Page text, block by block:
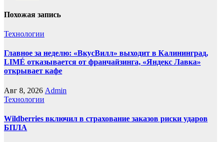
Похожая запись
Технологии
Главное за неделю: «ВкусВилл» выходит в Калининград,
LIMÉ отказывается от франчайзинга, «Яндекс Лавка»
открывает кафе
Авг 8, 2026 Admin
Технологии
Wildberries включил в страхование заказов риски ударов
БПЛА